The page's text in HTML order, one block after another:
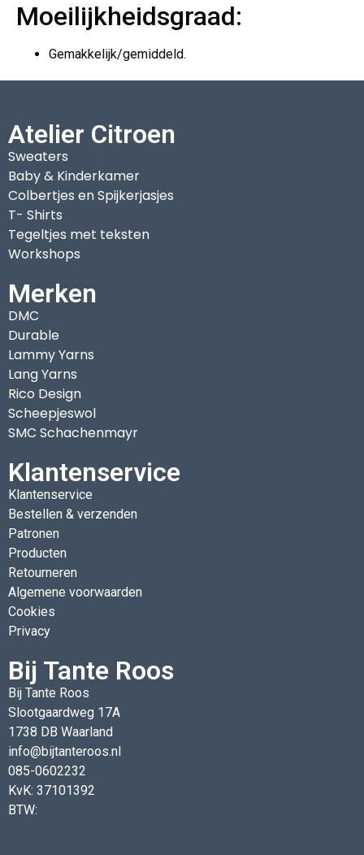
Moeilijkheidsgraad:
Gemakkelijk/gemiddeld.
Atelier Citroen
Sweaters
Baby & Kinderkamer
Colbertjes en Spijkerjasjes
T- Shirts
Tegeltjes met teksten
Workshops
Merken
DMC
Durable
Lammy Yarns
Lang Yarns
Rico Design
Scheepjeswol
SMC Schachenmayr
Klantenservice
Klantenservice
Bestellen & verzenden
Patronen
Producten
Retourneren
Algemene voorwaarden
Cookies
Privacy
Bij Tante Roos
Bij Tante Roos
Slootgaardweg 17A
1738 DB Waarland
info@bijtanteroos.nl
085-0602232
KvK: 37101392
BTW: